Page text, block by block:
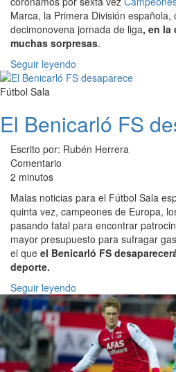
Marca, la Primera División española,
decimonovena jornada de liga, en la
muchas sorpresas.
Seguir leyendo
Fútbol Sala
El Benicarló FS
Escrito por: Rubén Herrera
Comentario
2 minutos
Malas noticias para el Fútbol Sala
quinta vez, campeones de Europa,
pasando fatal para encontrar
mayor presupuesto para sufragar
el que el Benicarló FS
deporte.
Seguir leyendo